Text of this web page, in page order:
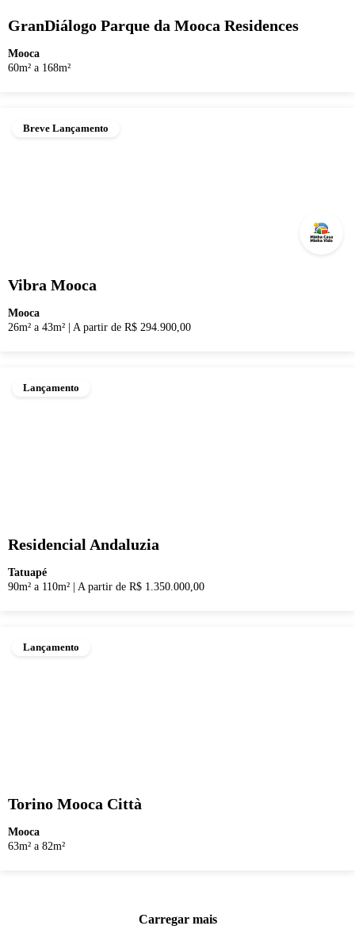
GranDiálogo Parque da Mooca Residences
Mooca
60m² a 168m²
Breve Lançamento
Vibra Mooca
Mooca
26m² a 43m²
A partir de R$ 294.900,00
Lançamento
Residencial Andaluzia
Tatuapé
90m² a 110m²
A partir de R$ 1.350.000,00
Lançamento
Torino Mooca Città
Mooca
63m² a 82m²
Carregar mais